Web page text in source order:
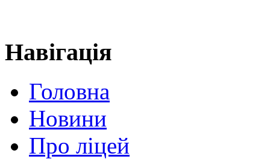
Навігація
Головна
Новини
Про ліцей